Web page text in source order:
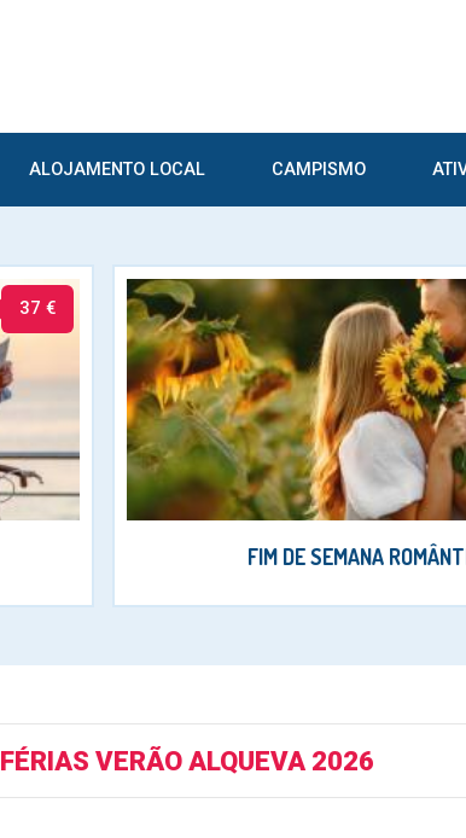
ALOJAMENTO LOCAL CAMPISMO
37 €
FIM DE SEMANA
FÉRIAS VERÃO ALQUEVA 2026